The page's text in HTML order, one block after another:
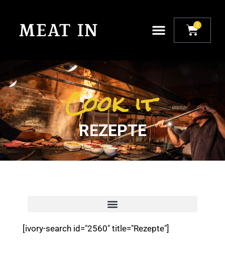
0
Cook it
REZEPTE
[ivory-search id="2560" title="Rezepte"]